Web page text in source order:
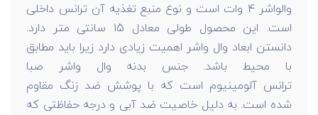
والواشر 4 وات است و نوع منبع تغذیه آن ترانس داخلی
است. این محصول طولی معادل 15 سانتی متر دارد.
دانستن ابعاد وال واشر اهمیت زیادی دارد زیرا باید مطابق
با محیط باشد. جنس بدنه وال واشر صبا
ترانس آلومینیوم است که با پوشش ضد زنگ مقاوم
شده است. به دلیل خاصیت ضد آبی و درجه حفاظتی که